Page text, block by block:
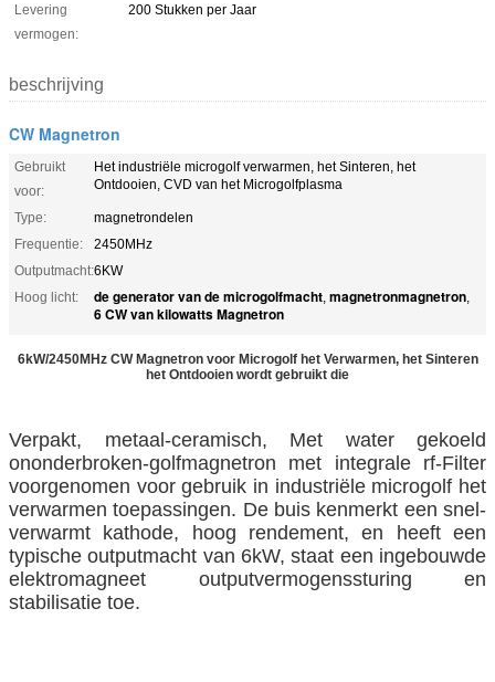
Levering
vermogen:
200 Stukken per Jaar
beschrijving
CW Magnetron
Gebruikt
voor:
Het industriële microgolf verwarmen, het Sinteren, het
Ontdooien, CVD van het Microgolfplasma
Type:
magnetrondelen
Frequentie:
2450MHz
Outputmacht:6KW
Hoog licht:
de generator van de microgolfmacht, magnetronmagnetron,
6 CW van kilowatts Magnetron
6kW/2450MHz CW Magnetron voor Microgolf het Verwarmen, het Sinteren
het Ontdooien wordt gebruikt die
Verpakt, metaal-ceramisch, Met water gekoeld
ononderbroken-golfmagnetron met integrale rf-Filter
voorgenomen voor gebruik in industriële microgolf het
verwarmen toepassingen. De buis kenmerkt een snel-
verwarmt kathode, hoog rendement, en heeft een
typische outputmacht van 6kW, staat een ingebouwde
elektromagneet outputvermogenssturing en
stabilisatie toe.